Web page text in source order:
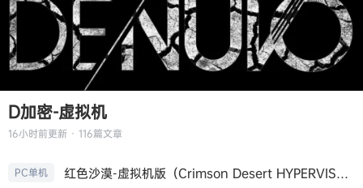
D加密-虚拟机
16小时前更新 · 116篇文章
PC单机 红色沙漠-虚拟机版（Crimson Desert HYPERVISOR）免安装中文版